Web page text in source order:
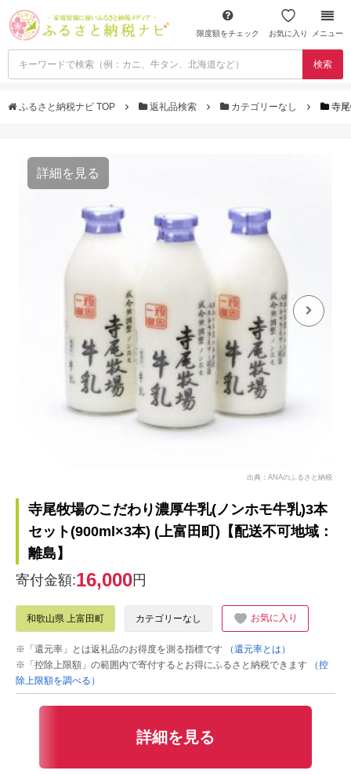
限度額をチェック お気に入り メニュー
検索
ふるさと納税ナビ TOP 返礼品検索 カテゴリーなし 寺
詳細を見る
出典：ANAのふるさと納税
寺尾牧場のこだわり濃厚牛乳(ノンホモ牛乳)3本
セット(900ml×3本) (上富田町)【配送不可地域：
離島】
寄付金額:16,000円
和歌山県 上富田町 カテゴリーなし お気に入り
※「還元率」とは返礼品のお得度を測る指標です
（還元率とは）
※「控除上限額」の範囲内で寄付するとお得にふるさと納税できます
（控
除上限額を調べる）
詳細を見る